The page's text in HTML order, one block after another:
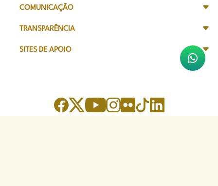
COMUNICAÇÃO
TRANSPARÊNCIA
SITES DE APOIO